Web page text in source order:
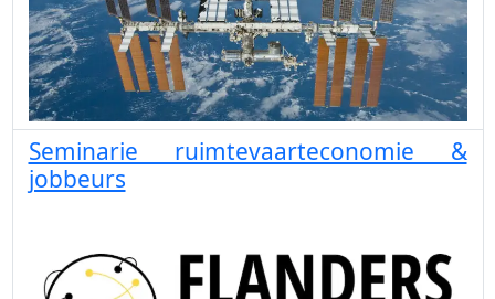
Seminarie ruimtevaarteconomie &
jobbeurs